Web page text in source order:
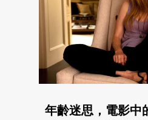
年齡迷思，電影中